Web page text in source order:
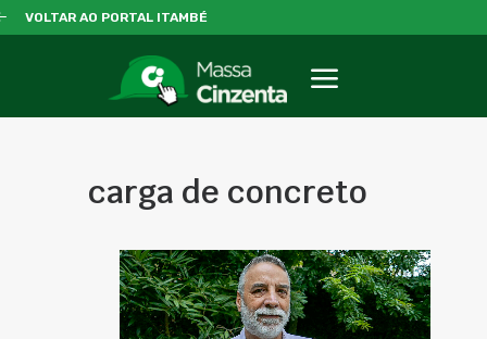
VOLTAR AO PORTAL ITAMBÉ
carga de concreto